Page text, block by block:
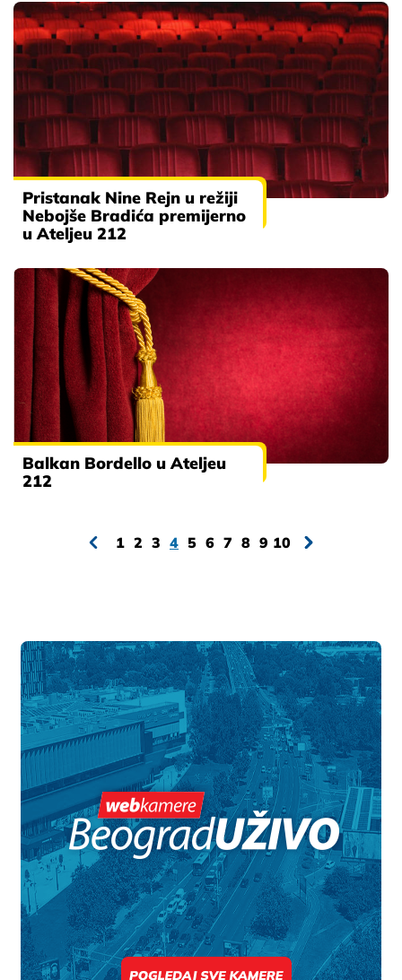
Pristanak Nine Rejn u režiji
Nebojše Bradića premijerno
u Ateljeu 212
Balkan Bordello u Ateljeu
212
1 2 3 4 5 6 7 8 9 10